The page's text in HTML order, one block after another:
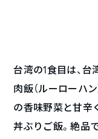
台湾の1食目は、台
肉飯（ルーローハ
の香味野菜と甘辛
丼ぶりご飯。絶品で